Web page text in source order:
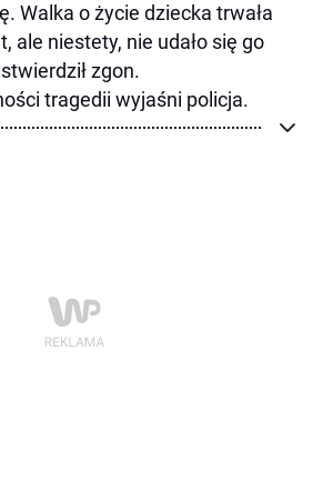
Walka o życie dziecka trwała
ale niestety, nie udało się go
zgon.
tragedii wyjaśni policja.